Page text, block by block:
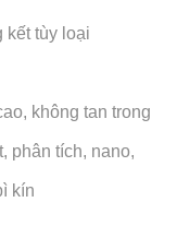
kết tùy loại
không tan trong
phân tích, nano,
kín